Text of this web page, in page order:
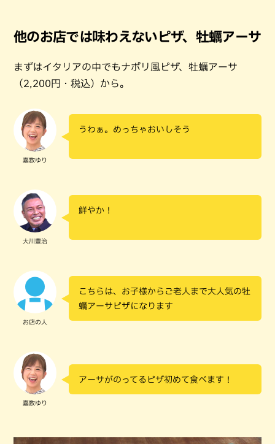
他のお店では味わえないピザ、牡蠣アーサ
まずはイタリアの中でもナポリ風ピザ、牡蠣アーサ
（2,200円・税込）から。
嘉数ゆり
うわぁ。めっちゃおいしそう
大川豊治
鮮やか！
お店の人
こちらは、お子様からご老人まで大人気の牡
蠣アーサピザになります
嘉数ゆり
アーサがのってるピザ初めて食べます！